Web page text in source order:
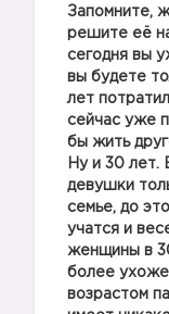
Запомните,
решите её
сегодня вы
вы будете
лет
сейчас уже
бы жить
Ну и 30 лет.
девушки
семье, до
учатся и
женщины в
более
возрастом